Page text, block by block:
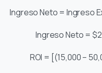
Ingreso Neto = Ingreso
Ingreso Neto =
ROI = [(15,000 –